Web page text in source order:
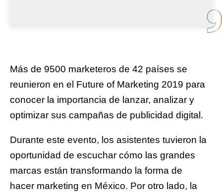
Más de 9500 marketeros de 42 países se
reunieron en el Future of Marketing 2019 para
conocer la importancia de lanzar, analizar y
optimizar sus campañas de publicidad digital.
Durante este evento, los asistentes tuvieron la
oportunidad de escuchar cómo las grandes
marcas están transformando la forma de
hacer marketing en México. Por otro lado, la